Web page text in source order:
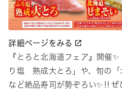
詳細ページをみる
『とろと北海道フェア』開催
り塩 熟成大とろ」や、旬の
など絶品寿司が勢ぞろい✨‼ぜ